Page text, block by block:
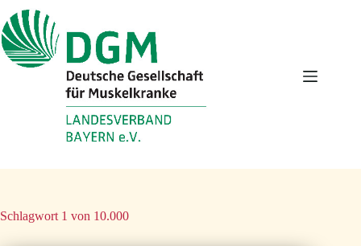
Inhalt
springen
Schlagwort 1 von 10.000